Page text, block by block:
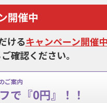
開催中
けるキャンペーン開催中
確認ください。
ご案内
で『0円』！！